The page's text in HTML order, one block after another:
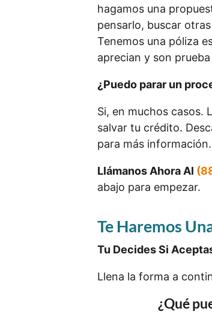
hagamos una
pensarlo, buscar
Tenemos una póliza
aprecian y son
¿Puedo parar un
Si, en muchos casos.
salvar tu crédito.
para más información.
Llámanos Ahora Al
abajo para empezar.
Te Haremos
Tu Decides Si
Llena la forma a
¿Qué